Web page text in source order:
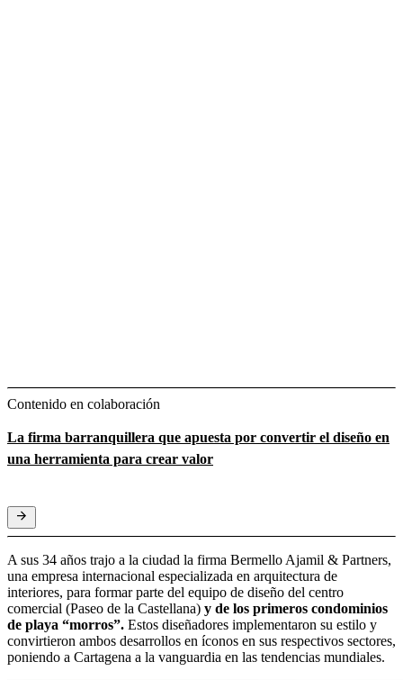
Contenido en colaboración
La firma barranquillera que apuesta por convertir el diseño en
una herramienta para crear valor
A sus 34 años trajo a la ciudad la firma Bermello Ajamil & Partners,
una empresa internacional especializada en arquitectura de
interiores, para formar parte del equipo de diseño del centro
comercial (Paseo de la Castellana) y de los primeros condominios
de playa “morros”. Estos diseñadores implementaron su estilo y
convirtieron ambos desarrollos en íconos en sus respectivos sectores,
poniendo a Cartagena a la vanguardia en las tendencias mundiales.